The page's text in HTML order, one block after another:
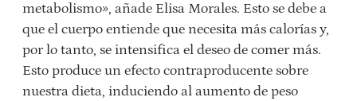
metabolismo», añade Elisa Morales. Esto se debe a
que el cuerpo entiende que necesita más calorías y,
por lo tanto, se intensifica el deseo de comer más.
Esto produce un efecto contraproducente sobre
nuestra dieta, induciendo al aumento de peso